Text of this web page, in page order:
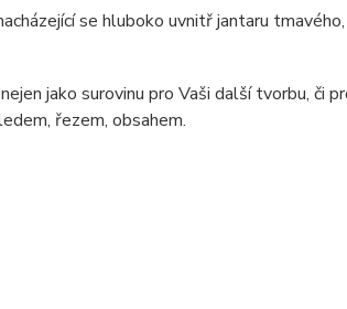
se hluboko uvnitř jantaru
jako surovinu pro Vaši další tvorbu, či
řezem, obsahem.